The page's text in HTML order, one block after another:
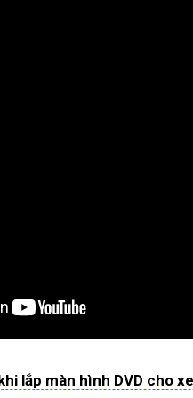
lắp màn hình DVD cho